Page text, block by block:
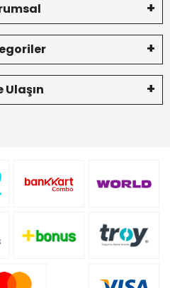
Ulaşın